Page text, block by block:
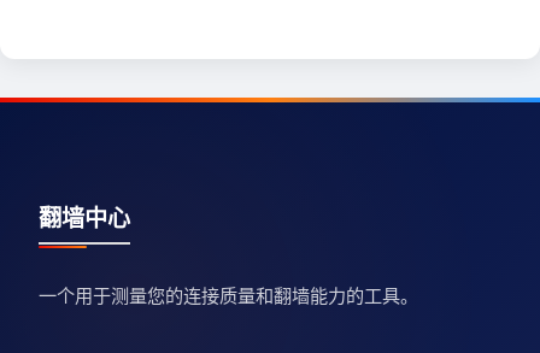
翻墙中心
一个用于测量您的连接质量和翻墙能力的工具。